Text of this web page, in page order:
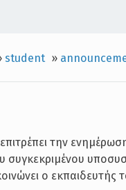
student »
την
ο